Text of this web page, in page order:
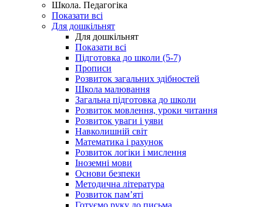
Школа. Педагогіка
Показати всі
Для дошкільнят
Для дошкільнят
Показати всі
Підготовка до школи (5-7)
Прописи
Розвиток загальних здібностей
Школа малювання
Загальна підготовка до школи
Розвиток мовлення, уроки читання
Розвиток уваги і уяви
Навколишній світ
Математика і рахунок
Розвиток логіки і мислення
Іноземні мови
Основи безпеки
Методична література
Розвиток пам’яті
Готуємо руку до письма